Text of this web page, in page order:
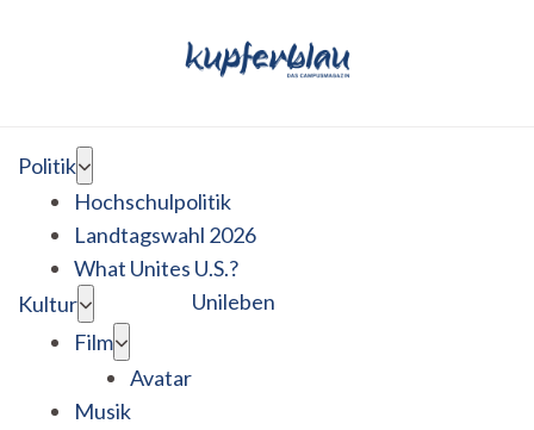
Politik
Hochschulpolitik
Landtagswahl 2026
What Unites U.S.?
Kultur
Film
Avatar
Musik
Unileben